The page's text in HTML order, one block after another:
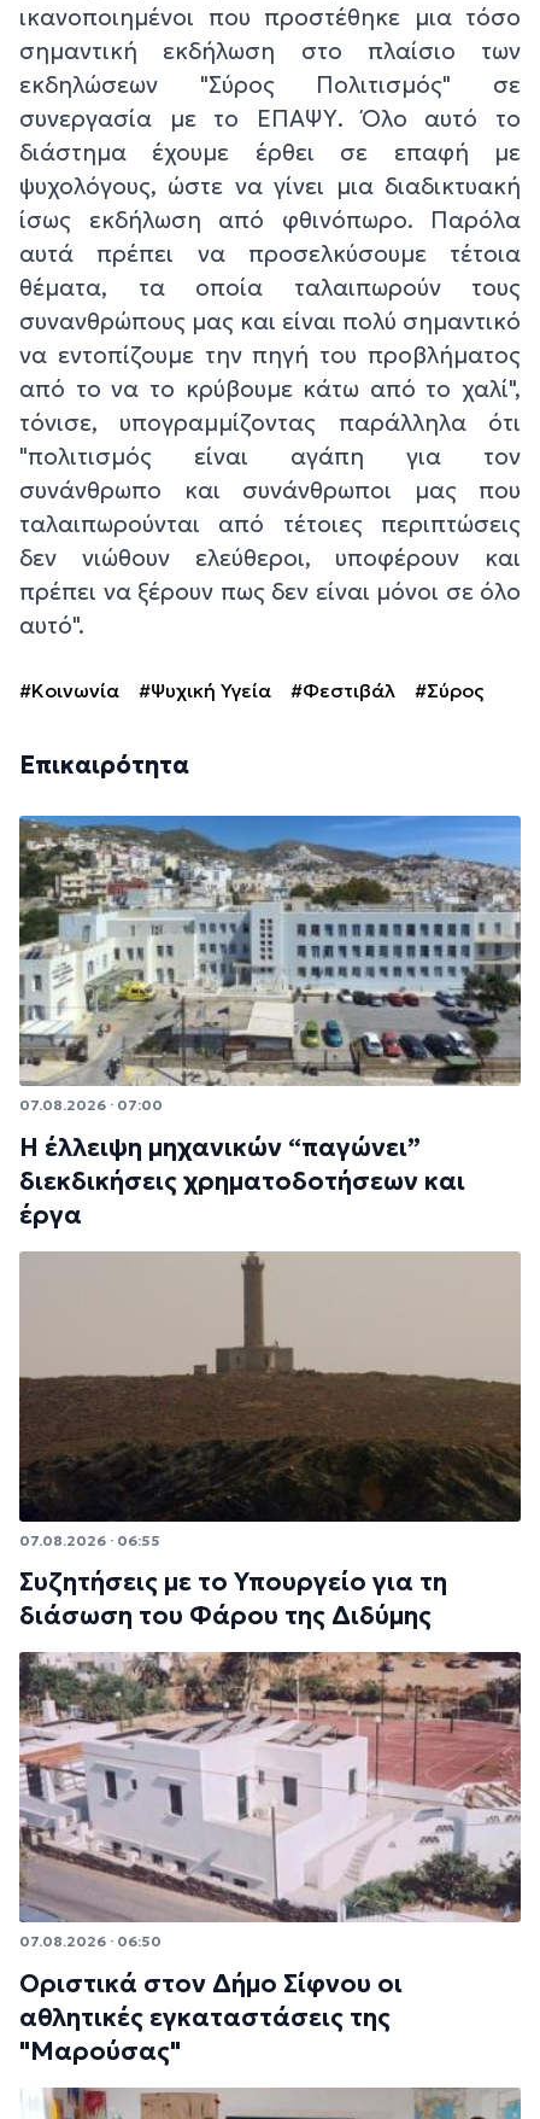
ικανοποιημένοι που προστέθηκε μια τόσο
σημαντική εκδήλωση στο πλαίσιο των
εκδηλώσεων "Σύρος Πολιτισμός" σε
συνεργασία με το ΕΠΑΨΥ. Όλο αυτό το
διάστημα έχουμε έρθει σε επαφή με
ψυχολόγους, ώστε να γίνει μια διαδικτυακή
ίσως εκδήλωση από φθινόπωρο. Παρόλα
αυτά πρέπει να προσελκύσουμε τέτοια
θέματα, τα οποία ταλαιπωρούν τους
συνανθρώπους μας και είναι πολύ σημαντικό
να εντοπίζουμε την πηγή του προβλήματος
από το να το κρύβουμε κάτω από το χαλί",
τόνισε, υπογραμμίζοντας παράλληλα ότι
"πολιτισμός είναι αγάπη για τον
συνάνθρωπο και συνάνθρωποι μας που
ταλαιπωρούνται από τέτοιες περιπτώσεις
δεν νιώθουν ελεύθεροι, υποφέρουν και
πρέπει να ξέρουν πως δεν είναι μόνοι σε όλο
αυτό".
#Κοινωνία #Ψυχική Υγεία #Φεστιβάλ #Σύρος
Επικαιρότητα
07.08.2026 · 07:00
Η έλλειψη μηχανικών “παγώνει”
διεκδικήσεις χρηματοδοτήσεων και
έργα
07.08.2026 · 06:55
Συζητήσεις με το Υπουργείο για τη
διάσωση του Φάρου της Διδύμης
07.08.2026 · 06:50
Οριστικά στον Δήμο Σίφνου οι
αθλητικές εγκαταστάσεις της
"Μαρούσας"